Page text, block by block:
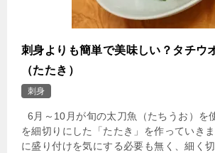
刺身よりも簡単で美味しい？タチウ
（たたき）
刺身
6月～10月が旬の太刀魚（たちうお）を
を細切りにした「たたき」を作っていき
に盛り付けを気にする必要も無く、細く